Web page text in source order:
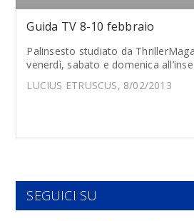
Guida TV 8-10 febbraio
Palinsesto studiato da
venerdì, sabato e domenica
LUCIUS ETRUSCUS, 8/02/2013
SEGUICI SU